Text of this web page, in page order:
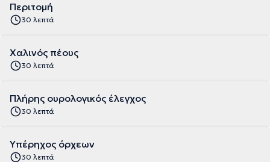
Περιτομή
30 λεπτά
Χαλινός πέους
30 λεπτά
Πλήρης ουρολογικός έλεγχος
30 λεπτά
Υπέρηχος όρχεων
30 λεπτά